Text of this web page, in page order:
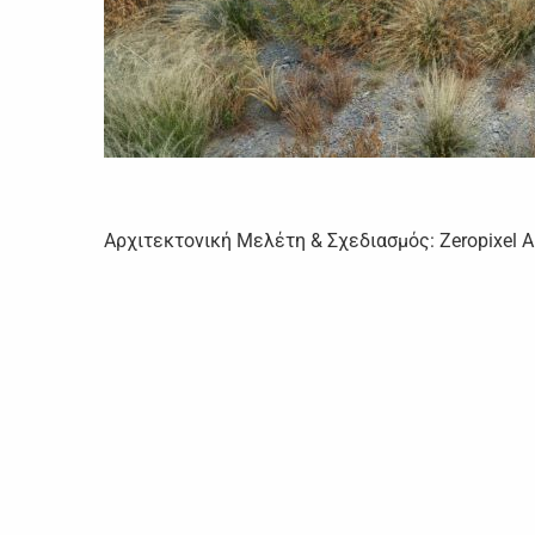
Αρχιτεκτονική Μελέτη & Σχεδιασμός: Zeropixel